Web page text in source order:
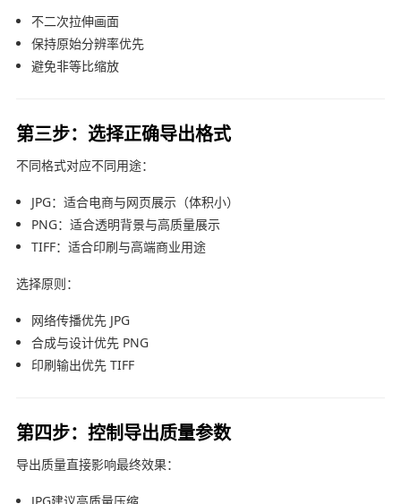
不二次拉伸画面
保持原始分辨率优先
避免非等比缩放
第三步：选择正确导出格式
不同格式对应不同用途：
JPG：适合电商与网页展示（体积小）
PNG：适合透明背景与高质量展示
TIFF：适合印刷与高端商业用途
选择原则：
网络传播优先 JPG
合成与设计优先 PNG
印刷输出优先 TIFF
第四步：控制导出质量参数
导出质量直接影响最终效果：